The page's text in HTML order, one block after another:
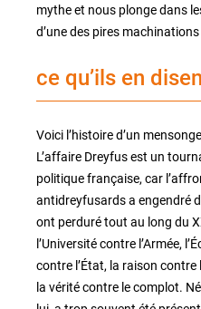
mythe et nous plonge dans
d’une des pires
ce qu’ils en
Voici l’histoire d’un
L’affaire Dreyfus est un
politique française, car
antidreyfusards a engendré
ont perduré tout au long du
l’Université contre l’Armée,
contre l’État, la raison
la vérité contre le complot.